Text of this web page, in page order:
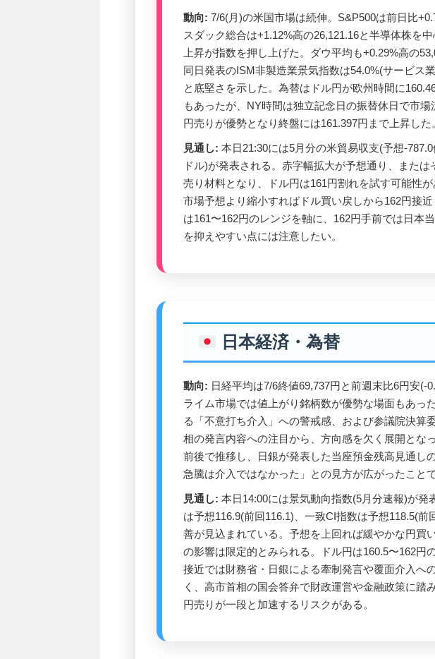
動向: 7/6(月)の米国市場は続伸。S&P500は前日比
スダック総合は+1.12%高の26,121.16と半導体株を
上昇が指数を押し上げた。ダウ平均も+0.29%高の
同日発表のISM非製造業景気指数は54.0%(サービス
と底堅さを示した。為替はドル円が欧州時間に
もあったが、NY時間は独立記念日の振替休日で市場
円売りが優勢となり終盤には161.397円まで上昇した
見通し: 本日21:30には5月分の米貿易収支(予想-
ドル)が発表される。赤字幅拡大が予想通り、また
売り材料となり、ドル円は161円割れを試す可能性
市場予想より縮小すればドル買い戻しから162円接
は161〜162円のレンジを軸に、162円手前では日本
を抑えやすい点には注意したい。
日本経済・為替
動向: 日経平均は7/6終値69,737円と前週末比6円安(-
ライム市場では値上がり銘柄数が優勢な場面もあっ
る「不意打ち介入」への警戒感、および参議院決算
相の発言内容への注目から、方向感を欠く展開とな
前後で推移し、日銀が発表した当座預金残高見通し
急騰は介入ではなかった」との見方が広がったこと
見通し: 本日14:00には景気動向指数(5月分速報)が発
は予想116.9(前回116.1)、一致CI指数は予想118.5(前
善が見込まれている。予想を上回れば緩やかな円買
の影響は限定的とみられる。ドル円は160.5〜162円
接近では財務省・日銀による牽制発言や覆面介入へ
く、高市首相の国会答弁で財政運営や金融政策に踏
円売りが一段と加速するリスクがある。